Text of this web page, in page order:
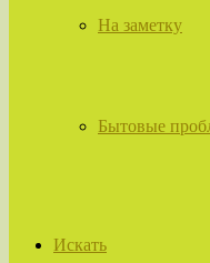
На заметку
Бытовые
Искать